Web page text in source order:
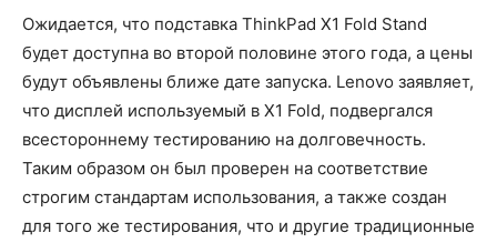
Ожидается, что подставка ThinkPad X1 Fold Stand
будет доступна во второй половине этого года, а цены
будут объявлены ближе дате запуска. Lenovo заявляет,
что дисплей используемый в X1 Fold, подвергался
всестороннему тестированию на долговечность.
Таким образом он был проверен на соответствие
строгим стандартам использования, а также создан
для того же тестирования, что и другие традиционные